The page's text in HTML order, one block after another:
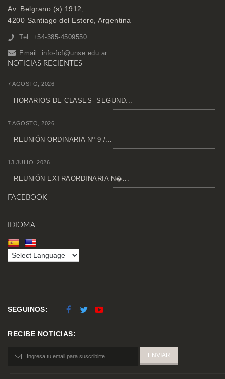
Av. Belgrano (s) 1912,
4200 Santiago del Estero, Argentina
Tel: +54-385-4509550
Email: info-fcf@unse.edu.ar
NOTICIAS RECIENTES
7 AGOSTO, 2026
HORARIOS DE CLASES- SEGUND...
7 AGOSTO, 2026
REUNIÓN ORDINARIA Nº 9 /...
13 JULIO, 2026
REUNIÓN EXTRAORDINARIA N�...
FACEBOOK
IDIOMA
SEGUINOS:
RECIBE NOTICIAS: